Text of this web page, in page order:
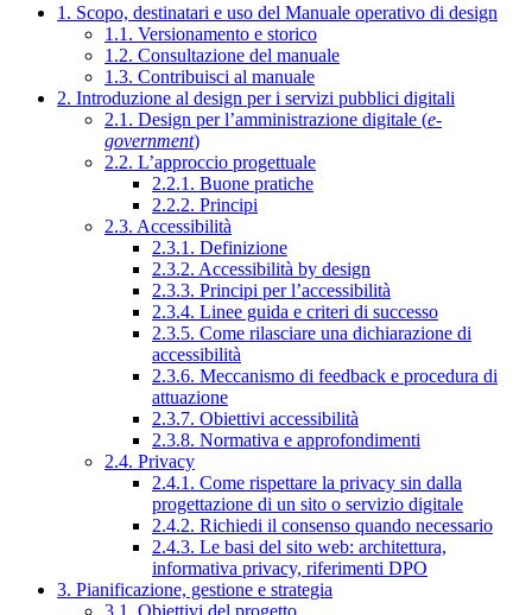
1. Scopo, destinatari e uso del Manuale operativo di design
1.1. Versionamento e storico
1.2. Consultazione del manuale
1.3. Contribuisci al manuale
2. Introduzione al design per i servizi pubblici digitali
2.1. Design per l’amministrazione digitale (e-
government)
2.2. L’approccio progettuale
2.2.1. Buone pratiche
2.2.2. Principi
2.3. Accessibilità
2.3.1. Definizione
2.3.2. Accessibilità by design
2.3.3. Principi per l’accessibilità
2.3.4. Linee guida e criteri di successo
2.3.5. Come rilasciare una dichiarazione di
accessibilità
2.3.6. Meccanismo di feedback e procedura di
attuazione
2.3.7. Obiettivi accessibilità
2.3.8. Normativa e approfondimenti
2.4. Privacy
2.4.1. Come rispettare la privacy sin dalla
progettazione di un sito o servizio digitale
2.4.2. Richiedi il consenso quando necessario
2.4.3. Le basi del sito web: architettura,
informativa privacy, riferimenti DPO
3. Pianificazione, gestione e strategia
3.1. Obiettivi del progetto